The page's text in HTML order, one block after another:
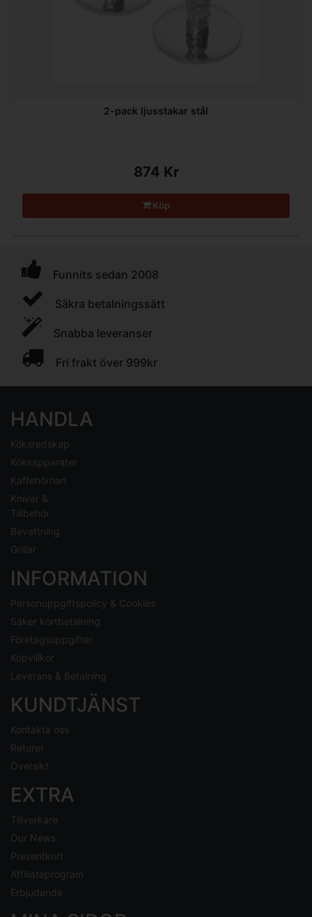
2-pack ljusstakar stål
874 Kr
Köp
Funnits sedan 2008
Säkra betalningssätt
Snabba leveranser
Fri frakt över 999kr
HANDLA
Köksredskap
Köksapparater
Kaffehörnan
Knivar &
Tillbehör
Bevattning
Grillar
INFORMATION
Personuppgiftspolicy & Cookies
Säker kortbetalning
Företagsuppgifter
Köpvillkor
Leverans & Betalning
KUNDTJÄNST
Kontakta oss
Returer
Översikt
EXTRA
Tillverkare
Our News
Presentkort
Affiliateprogram
Erbjudande